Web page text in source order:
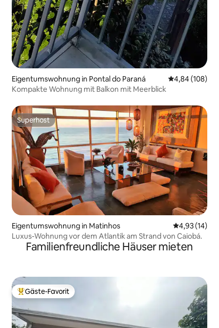
Eigentumswohnung in Pontal do Paraná
4,84 (108)
Kompakte Wohnung mit Balkon mit Meerblick
Superhost
Superhost
Eigentumswohnung in Matinhos
4,93 (14)
Luxus-Wohnung vor dem Atlantik am Strand von Caiobá.
Familienfreundliche Häuser mieten
Beliebter Gäste-Favorit.
Gäste-Favorit